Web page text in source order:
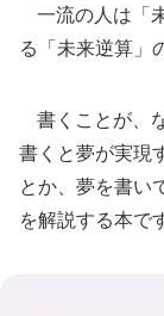
一流の人は「
る「未来逆算」
書くことが、
書くと夢が実現
とか、夢を書
を解説する本で